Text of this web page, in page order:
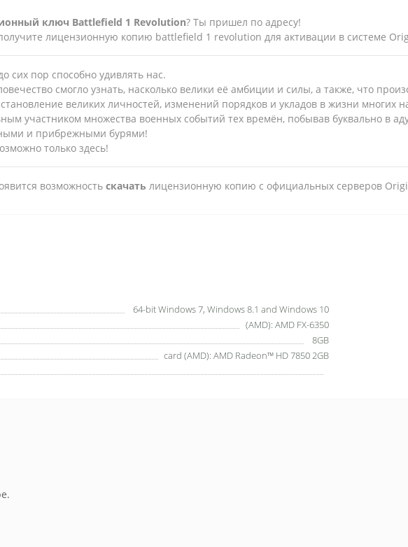
ключ Battlefield 1 Revolution? Ты пришел по адресу!
лицензионную копию battlefield 1 revolution для активации в системе
сих пор способно удивлять нас.
смогло узнать, насколько велики её амбиции и силы, а также, что
великих личностей, изменений порядков и укладов в жизни многих
участником множества военных событий тех времён, побывав буквально в
и прибрежными бурями!
только здесь!
возможность скачать лицензионную копию с официальных серверов
64-bit Windows 7, Windows 8.1 and Windows 10
(AMD): AMD FX-6350
8GB
card (AMD): AMD Radeon™ HD 7850 2GB